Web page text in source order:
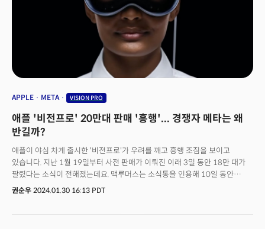
APPLE META VISION PRO
애플 '비전프로' 20만대 판매 '흥행'... 경쟁자 메타는 왜
반길까?
애플이 야심 차게 출시한 '비전프로'가 우려를 깨고 흥행 조짐을 보이고
있습니다. 지난 1월 19일부터 사전 판매가 이뤄진 이래 3일 동안 18만 대가
팔렸다는 소식이 전해졌는데요. 맥루머스는 소식통을 인용해 10일 동안
판매된 비전프로 숫자가 20만 대 이상일 것이라고 전했습니다. 비전프로의
권순우 2024.01.30 16:13 PDT